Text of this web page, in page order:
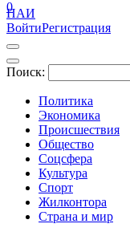
ПАИ
ВойтиРегистрация
Поиск:
Политика
Экономика
Происшествия
Общество
Соцсфера
Культура
Спорт
Жилконтора
Страна и мир
0